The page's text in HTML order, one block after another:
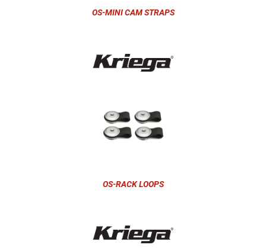
OS-MINI CAM STRAPS
OS-RACK LOOPS